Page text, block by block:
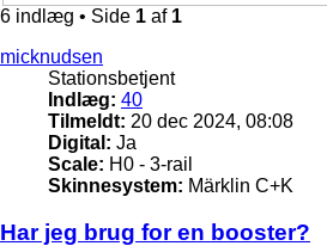
6 indlæg • Side 1 af 1
micknudsen
Stationsbetjent
Indlæg: 40
Tilmeldt: 20 dec 2024, 08:08
Digital: Ja
Scale: H0 - 3-rail
Skinnesystem: Märklin C+K
Har jeg brug for en booster?